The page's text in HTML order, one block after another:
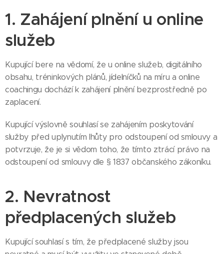
1. Zahájení plnění u online
služeb
Kupující bere na vědomí, že u online služeb, digitálního
obsahu, tréninkových plánů, jídelníčků na míru a online
coachingu dochází k zahájení plnění bezprostředně po
zaplacení.
Kupující výslovně souhlasí se zahájením poskytování
služby před uplynutím lhůty pro odstoupení od smlouvy a
potvrzuje, že je si vědom toho, že tímto ztrácí právo na
odstoupení od smlouvy dle § 1837 občanského zákoníku.
2. Nevratnost
předplacených služeb
Kupující souhlasí s tím, že předplacené služby jsou